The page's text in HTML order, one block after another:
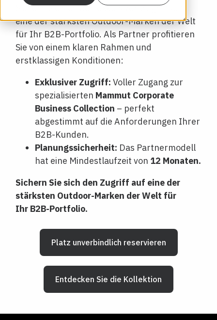
Sichern Sie sich den exklusiven Zugriff auf
eine der stärksten Outdoor-Marken der Welt
für Ihr B2B-Portfolio. Als Partner profitieren
Sie von einem klaren Rahmen und
erstklassigen Konditionen:
Exklusiver Zugriff: Voller Zugang zur
spezialisierten Mammut Corporate
Business Collection – perfekt
abgestimmt auf die Anforderungen Ihrer
B2B-Kunden.
Planungssicherheit: Das Partnermodell
hat eine Mindestlaufzeit von 12 Monaten.
Sichern Sie sich den Zugriff auf eine der
stärksten Outdoor-Marken der Welt für
Ihr B2B-Portfolio.
Platz unverbindlich reservieren
Entdecken Sie die Kollektion